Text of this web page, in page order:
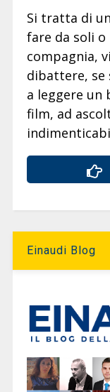
Si tratta di
fare da soli o
compagnia,
dibattere, se
a leggere un
film, ad
Einaudi Blog